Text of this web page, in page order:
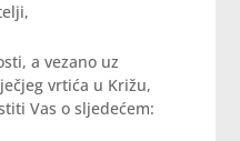
a vezano uz
vrtića u Križu,
Vas o sljedećem: